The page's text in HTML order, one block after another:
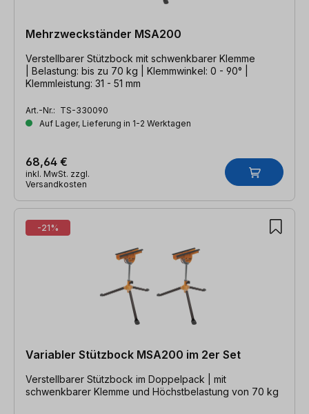
Mehrzweckständer MSA200
Verstellbarer Stützbock mit schwenkbarer Klemme
| Belastung: bis zu 70 kg | Klemmwinkel: 0 - 90° |
Klemmleistung: 31 - 51 mm
Art.-Nr.: TS-330090
Auf Lager, Lieferung in 1-2 Werktagen
68,64 €
inkl. MwSt. zzgl.
Versandkosten
-21%
Variabler Stützbock MSA200 im 2er Set
Verstellbarer Stützbock im Doppelpack | mit
schwenkbarer Klemme und Höchstbelastung von 70 kg